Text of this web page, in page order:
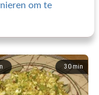
om te
30min